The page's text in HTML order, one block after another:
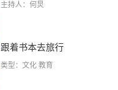
主持人：何炅
跟着书本去旅行
类型：文化 教育